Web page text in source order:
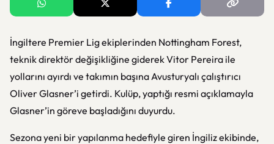
İngiltere Premier Lig ekiplerinden Nottingham Forest,
teknik direktör değişikliğine giderek Vitor Pereira ile
yollarını ayırdı ve takımın başına Avusturyalı çalıştırıcı
Oliver Glasner’i getirdi. Kulüp, yaptığı resmi açıklamayla
Glasner’in göreve başladığını duyurdu.
Sezona yeni bir yapılanma hedefiyle giren İngiliz ekibinde,